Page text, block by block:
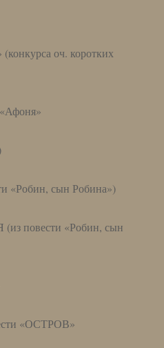
оч. коротких
«Робин, сын Робина»)
повести «Робин, сын
«ОСТРОВ»